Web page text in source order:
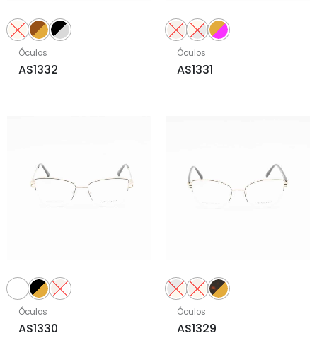
Óculos
AS1332
Óculos
AS1331
Óculos
AS1330
Óculos
AS1329